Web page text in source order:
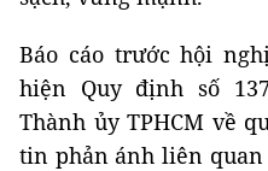
Báo cáo trước hội
hiện Quy định số
Thành ủy TPHCM về
tin phản ánh liên quan